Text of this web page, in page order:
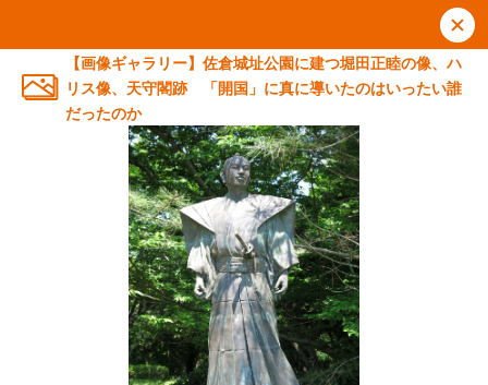
【画像ギャラリー】佐倉城址公園に建つ堀田正睦の像、ハ
リス像、天守閣跡 「開国」に真に導いたのはいったい誰
だったのか